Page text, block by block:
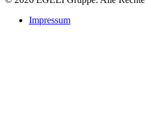
Impressum